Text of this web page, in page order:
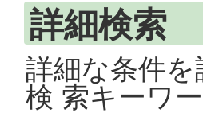
詳細検索
詳細な条件
検 索キーワ